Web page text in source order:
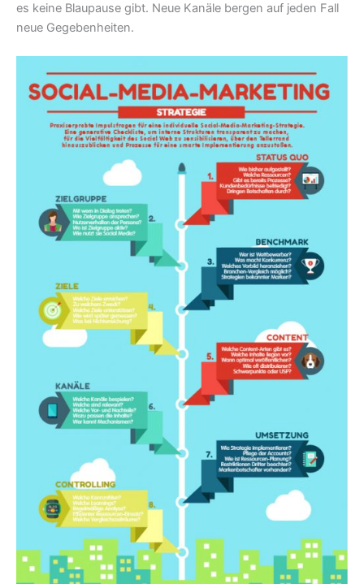
es keine Blaupause gibt. Neue Kanäle bergen auf jeden Fall
neue Gegebenheiten.